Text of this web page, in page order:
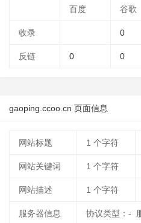
百度 谷歌
收录 0
反链 0 0
gaoping.ccoo.cn 页面信息
网站标题 1 个字符
网站关键词 1 个字符
网站描述 1 个字符
服务器信息 协议类型：-